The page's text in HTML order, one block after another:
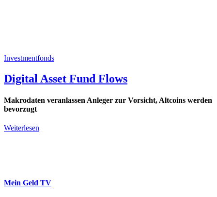
Investmentfonds
Digital Asset Fund Flows
Makrodaten veranlassen Anleger zur Vorsicht, Altcoins werden
bevorzugt
Weiterlesen
Mein Geld TV